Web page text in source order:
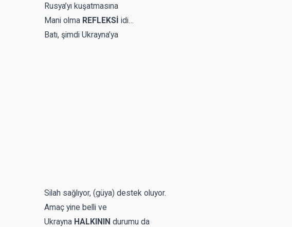
Rusya’yı kuşatmasına
Mani olma REFLEKSİ idi…
Batı, şimdi Ukrayna’ya
Silah sağlıyor, (güya) destek oluyor.
Amaç yine belli ve
Ukrayna HALKININ durumu da